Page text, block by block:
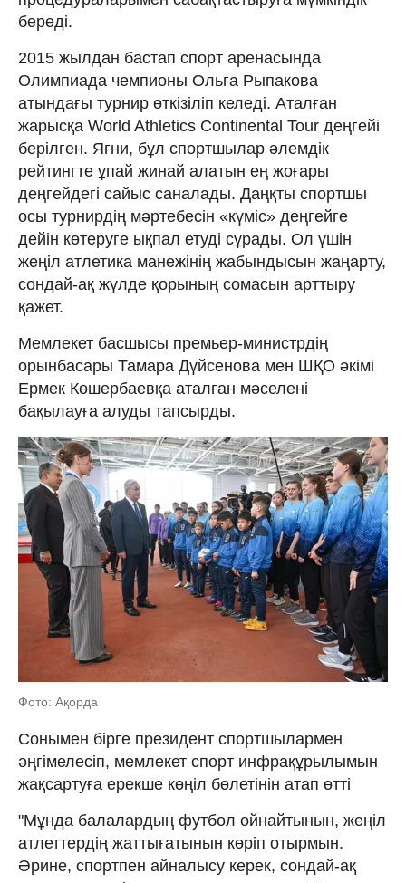
береді.
2015 жылдан бастап спорт аренасында
Олимпиада чемпионы Ольга Рыпакова
атындағы турнир өткізіліп келеді. Аталған
жарысқа World Athletics Continental Tour деңгейі
берілген. Яғни, бұл спортшылар әлемдік
рейтингте ұпай жинай алатын ең жоғары
деңгейдегі сайыс саналады. Даңқты спортшы
осы турнирдің мәртебесін «күміс» деңгейге
дейін көтеруге ықпал етуді сұрады. Ол үшін
жеңіл атлетика манежінің жабындысын жаңарту,
сондай-ақ жүлде қорының сомасын арттыру
қажет.
Мемлекет басшысы премьер-министрдің
орынбасары Тамара Дүйсенова мен ШҚО әкімі
Ермек Көшербаевқа аталған мәселені
бақылауға алуды тапсырды.
Фото: Ақорда
Сонымен бірге президент спортшылармен
әңгімелесіп, мемлекет спорт инфрақұрылымын
жақсартуға ерекше көңіл бөлетінін атап өтті
"Мұнда балалардың футбол ойнайтынын, жеңіл
атлеттердің жаттығатынын көріп отырмын.
Әрине, спортпен айналысу керек, сондай-ақ